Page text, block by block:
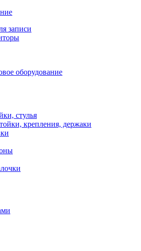
записи
оборудование
стулья
крепления, держаки